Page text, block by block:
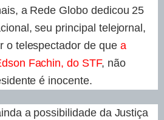
a Rede Globo dedicou 25
seu principal telejornal,
o telespectador de que a
Fachin, do STF, não
é inocente.
a possibilidade da Justiça